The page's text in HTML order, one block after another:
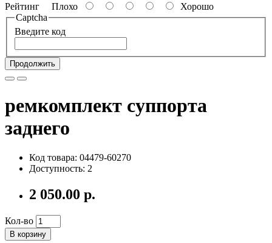
Рейтинг Плохо
Хорошо
Captcha
Введите код
Продолжить
ремкомплект суппорта
заднего
Код товара: 04479-60270
Доступность: 2
2 050.00 р.
Кол-во
В корзину